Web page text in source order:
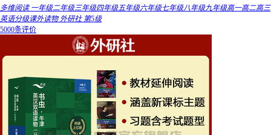
多维阅读 一年级二年级三年级四年级五年级六年级七年级八年级九年级高一高二高三
英语分级课外读物 外研社 第5级
5000条评价